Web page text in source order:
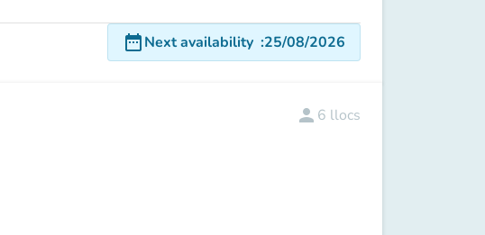
date_rangeNext availability :25/08/2026
person 6 llocs